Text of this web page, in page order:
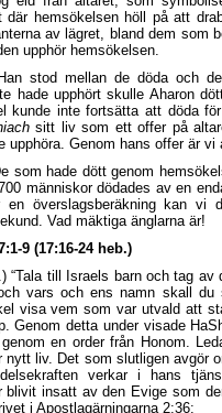
där hemsökelsen höll på att
av lägret, bland dem som
upphör hemsökelsen.
stod mellan de döda och
hade upphört skulle Aharon
kunde inte fortsätta att döda
sitt liv som ett offer på
upphöra. Genom hans offer är vi
som hade dött genom
människor dödades av en
överslagsberäkning kan vi
Vad mäktiga änglarna är!
9 (17:16-24 heb.)
“Tala till Israels barn och tag
vars och ens namn skall du
visa vem som var utvald att
Genom detta under visade
en order från Honom.
nytt liv. Det som slutligen avgör
verkar i hans
blivit insatt av den Evige som
i Apostlagärningarna 2:36: